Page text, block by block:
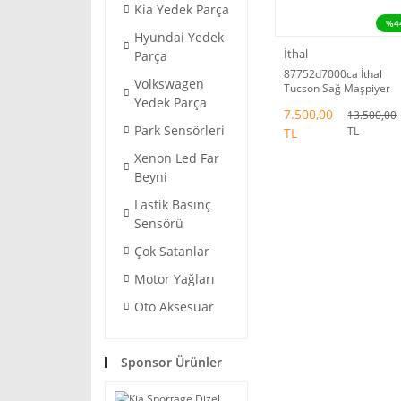
Kia Yedek Parça
Hyundai Yedek
Parça
Volkswagen
Yedek Parça
Park Sensörleri
Xenon Led Far
Beyni
Lastik Basınç
Sensörü
Çok Satanlar
Motor Yağları
Oto Aksesuar
Sponsor Ürünler
İthal
87752d7000ca İthal
Tucson Sağ Maşpiyer
7.500,00
TL
13.500,00
TL